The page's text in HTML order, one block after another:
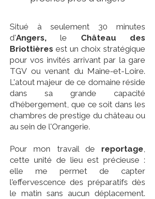
Situé à seulement 30 minutes
d'Angers, le Château des
Briottières est un choix stratégique
pour vos invités arrivant par la gare
TGV ou venant du Maine-et-Loire.
L'atout majeur de ce domaine réside
dans sa grande capacité
d'hébergement, que ce soit dans les
chambres de prestige du château ou
au sein de l'Orangerie.
Pour mon travail de reportage,
cette unité de lieu est précieuse :
elle me permet de capter
l'effervescence des préparatifs dès
le matin sans aucun déplacement.